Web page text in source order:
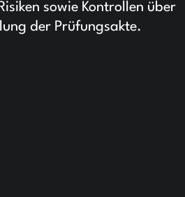
sowie Kontrollen über
der Prüfungsakte.